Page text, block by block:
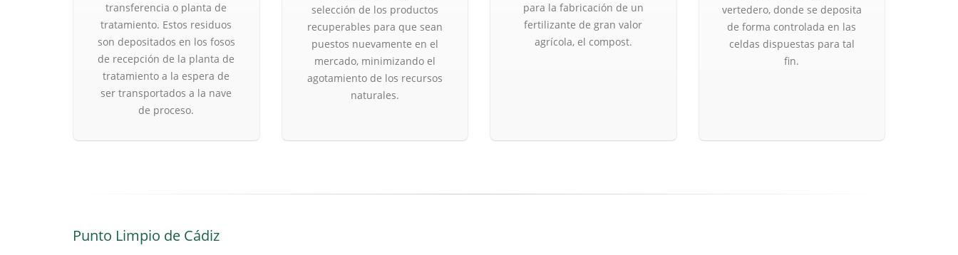
transferencia o planta de
tratamiento. Estos residuos
son depositados en los fosos
de recepción de la planta de
tratamiento a la espera de
ser transportados a la nave
de proceso.
selección de los productos
recuperables para que sean
puestos nuevamente en el
mercado, minimizando el
agotamiento de los recursos
naturales.
para la fabricación de un
fertilizante de gran valor
agrícola, el compost.
vertedero, donde se deposita
de forma controlada en las
celdas dispuestas para tal
fin.
Punto Limpio de Cádiz